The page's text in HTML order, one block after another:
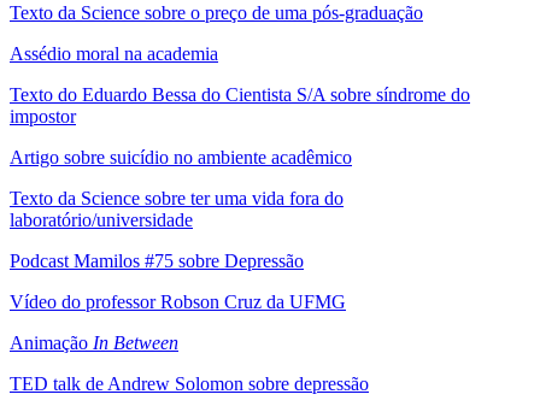
Texto da Science sobre o preço de uma pós-graduação
Assédio moral na academia
Texto do Eduardo Bessa do Cientista S/A sobre síndrome do
impostor
Artigo sobre suicídio no ambiente acadêmico
Texto da Science sobre ter uma vida fora do
laboratório/universidade
Podcast Mamilos #75 sobre Depressão
Vídeo do professor Robson Cruz da UFMG
Animação In Between
TED talk de Andrew Solomon sobre depressão